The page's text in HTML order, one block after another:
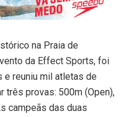
na Praia de
da Effect Sports, foi
e reuniu mil atletas de
três provas: 500m (Open),
campeãs das duas